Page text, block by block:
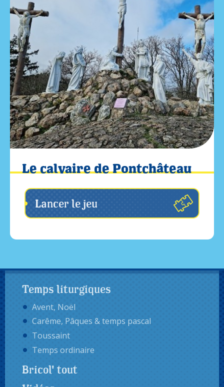
Le calvaire de Pontchâteau
Lancer le jeu
Temps liturgiques
Avent, Noël
Carême, Pâques & temps pascal
Toussaint
Temps ordinaire
Bricol' tout